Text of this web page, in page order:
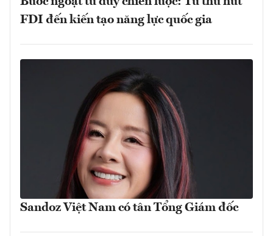
FDI đến kiến tạo năng lực quốc gia
Sandoz Việt Nam có tân Tổng Giám đốc